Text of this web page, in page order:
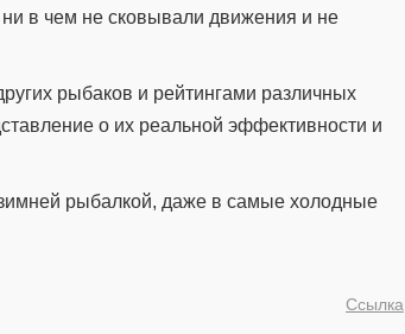
в чем не сковывали движения и не
рыбаков и рейтингами различных
о их реальной эффективности и
рыбалкой, даже в самые холодные
Ссылка